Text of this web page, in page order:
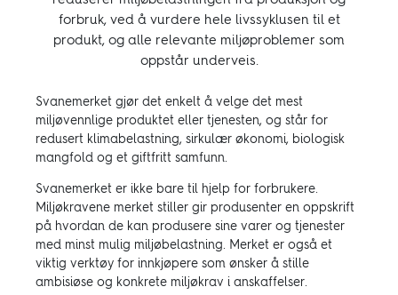
FacebookInstagram
PinterestLinkedinYoutube
forbruk, ved å vurdere hele livssyklusen til et
produkt, og alle relevante miljøproblemer som
oppstår underveis.
Svanemerket gjør det enkelt å velge det mest
miljøvennlige produktet eller tjenesten, og står for
redusert klimabelastning, sirkulær økonomi, biologisk
mangfold og et giftfritt samfunn.
Svanemerket er ikke bare til hjelp for forbrukere.
Miljøkravene merket stiller gir produsenter en oppskrift
på hvordan de kan produsere sine varer og tjenester
med minst mulig miljøbelastning. Merket er også et
viktig verktøy for innkjøpere som ønsker å stille
ambisiøse og konkrete miljøkrav i anskaffelser.